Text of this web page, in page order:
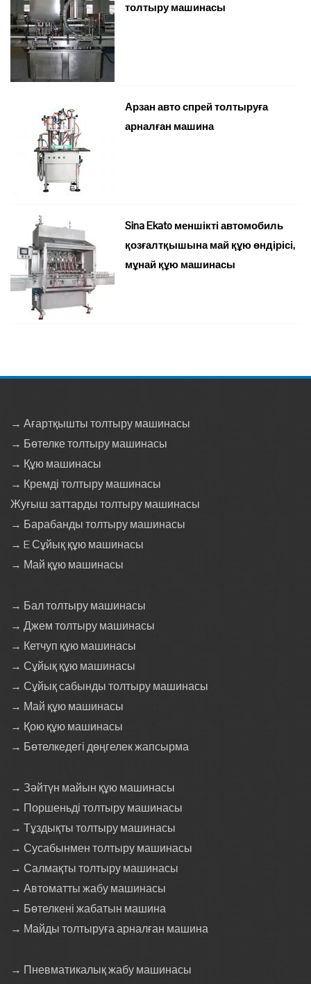
толтыру машинасы
Арзан авто спрей толтыруға
арналған машина
Sina Ekato меншікті автомобиль
қозғалтқышына май құю өндірісі,
мұнай құю машинасы
→ Ағартқышты толтыру машинасы
→ Бөтелке толтыру машинасы
→ Құю машинасы
→ Кремді толтыру машинасы
Жуғыш заттарды толтыру машинасы
→ Барабанды толтыру машинасы
→ E Сұйық құю машинасы
→ Май құю машинасы
→ Бал толтыру машинасы
→ Джем толтыру машинасы
→ Кетчуп құю машинасы
→ Сұйық құю машинасы
→ Сұйық сабынды толтыру машинасы
→ Май құю машинасы
→ Қою құю машинасы
→ Бөтелкедегі дөңгелек жапсырма
→ Зәйтүн майын құю машинасы
→ Поршеньді толтыру машинасы
→ Тұздықты толтыру машинасы
→ Сусабынмен толтыру машинасы
→ Салмақты толтыру машинасы
→ Автоматты жабу машинасы
→ Бөтелкені жабатын машина
→ Майды толтыруға арналған машина
→ Пневматикалық жабу машинасы